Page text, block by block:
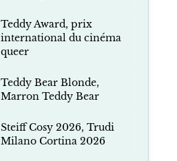
Teddy Award, prix
international du cinéma
queer
Teddy Bear Blonde,
Marron Teddy Bear
Steiff Cosy 2026, Trudi
Milano Cortina 2026